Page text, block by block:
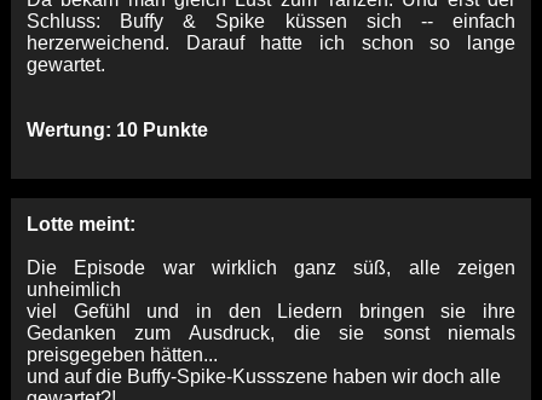
Schluss: Buffy & Spike küssen sich -- einfach
herzerweichend. Darauf hatte ich schon so lange
gewartet.
Wertung: 10 Punkte
Lotte meint:
Die Episode war wirklich ganz süß, alle zeigen
unheimlich
viel Gefühl und in den Liedern bringen sie ihre
Gedanken zum Ausdruck, die sie sonst niemals
preisgegeben hätten...
und auf die Buffy-Spike-Kussszene haben wir doch alle